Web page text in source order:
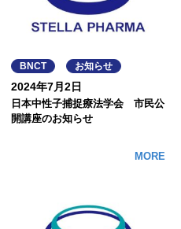
BNCT お知らせ
2024年7月2日
日本中性子捕捉療法学会 市民公
開講座のお知らせ
MORE